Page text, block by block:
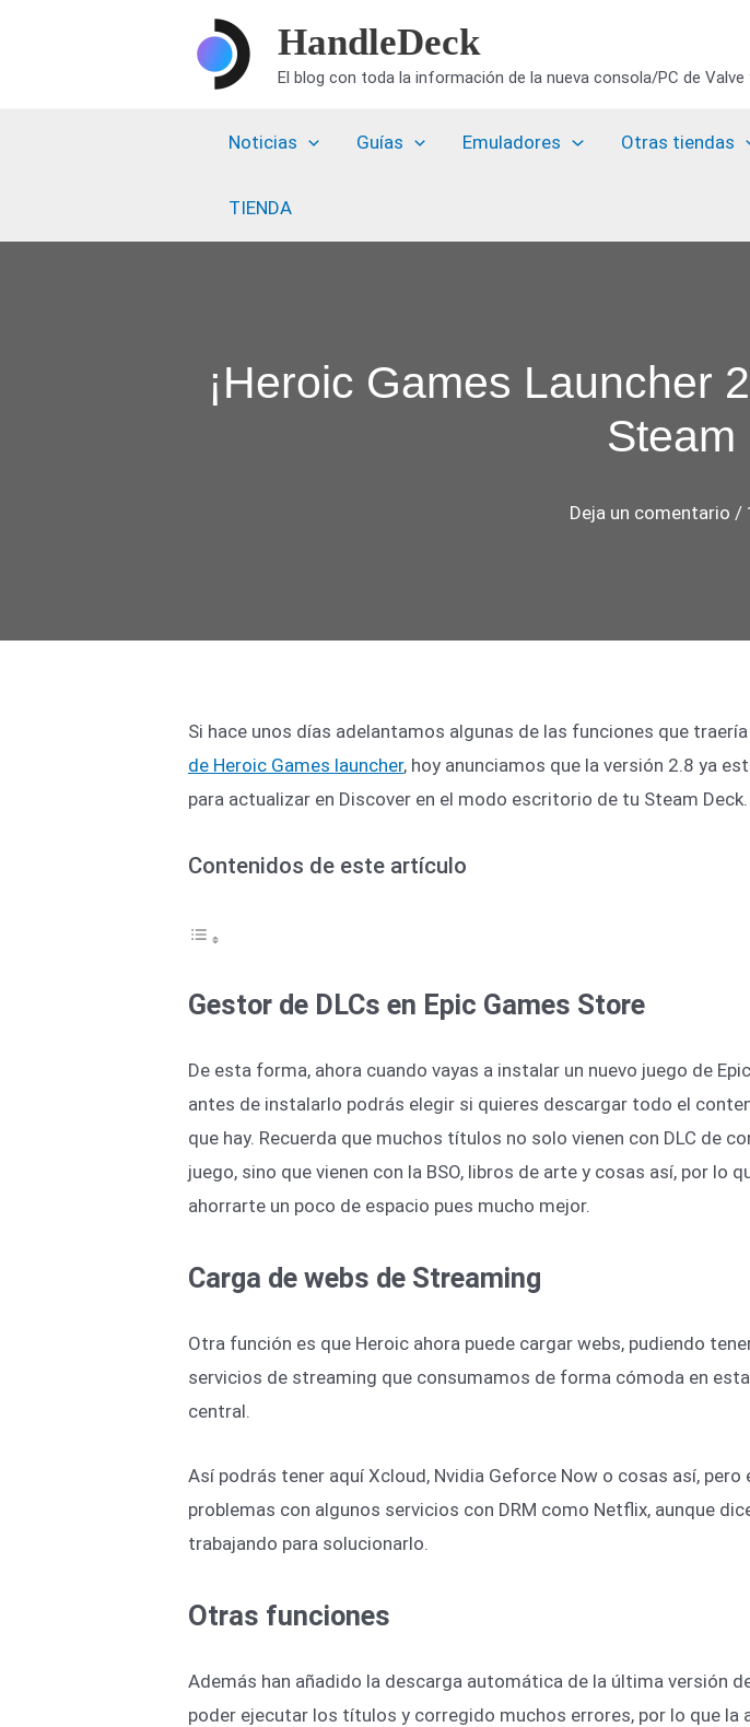
HandleDeck
El blog con toda la información de la nueva consola/PC de Valve
Noticias Guías Emuladores Otras tiendas
TIENDA
¡Heroic Games Launcher
Steam
Deja un comentario /
Si hace unos días adelantamos algunas de las funciones que
de Heroic Games launcher, hoy anunciamos que la versión 2.8 ya
para actualizar en Discover en el modo escritorio de tu Steam Deck.
Contenidos de este artículo
Gestor de DLCs en Epic Games Store
De esta forma, ahora cuando vayas a instalar un nuevo juego de
antes de instalarlo podrás elegir si quieres descargar todo el
que hay. Recuerda que muchos títulos no solo vienen con DLC de
juego, sino que vienen con la BSO, libros de arte y cosas así, por lo
ahorrarte un poco de espacio pues mucho mejor.
Carga de webs de Streaming
Otra función es que Heroic ahora puede cargar webs, pudiendo
servicios de streaming que consumamos de forma cómoda en
central.
Así podrás tener aquí Xcloud, Nvidia Geforce Now o cosas así, pero
problemas con algunos servicios con DRM como Netflix, aunque
trabajando para solucionarlo.
Otras funciones
Además han añadido la descarga automática de la última versión
poder ejecutar los títulos y corregido muchos errores, por lo que la